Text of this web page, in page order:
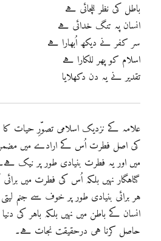
باطل کی نظر للچائی ہے
انسان پہ تنگ خدائی ہے
سر کفر نے دیکھ اُبھارا ہے
اسلام کو پھر للکارا ہے
تقدیر نے یہ دن دکھلایا
علامہ کے نزدیک اسلامی تصوّرِ حیات
کی اصل فطرت اُس کے ارادے میں
میں اور یہ فطرت بنیادی طور پر نیک ہے۔
گناہگار نہیں بلکہ اُس کی فطرت میں
ہر برائی بنیادی طور پر خوف سے جنم
انسان کے باطن میں نہیں بلکہ باہر کی
حاصل کرنا ہی درحقیقت نجات ہے۔